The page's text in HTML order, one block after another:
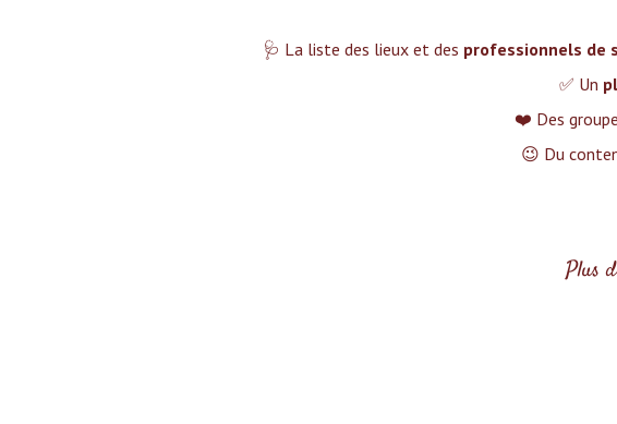
🩺 La liste des lieux et des professionnels de
✅ Un
❤️ Des
😉 Du
Plus